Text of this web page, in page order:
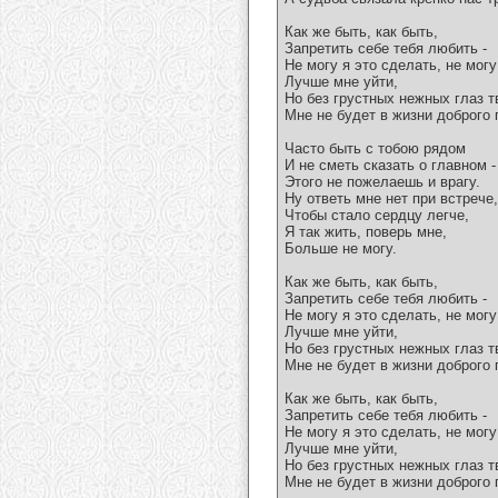
Как же быть, как быть,
Запретить себе тебя любить -
Не могу я это сделать, не
Лучше мне уйти,
Но без грустных нежных глаз
Мне не будет в жизни доброго
Часто быть с тобою рядом
И не сметь сказать о главном -
Этого не пожелаешь и врагу.
Ну ответь мне нет при встрече,
Чтобы стало сердцу легче,
Я так жить, поверь мне,
Больше не могу.
Как же быть, как быть,
Запретить себе тебя любить -
Не могу я это сделать, не
Лучше мне уйти,
Но без грустных нежных глаз
Мне не будет в жизни доброго
Как же быть, как быть,
Запретить себе тебя любить -
Не могу я это сделать, не
Лучше мне уйти,
Но без грустных нежных глаз
Мне не будет в жизни доброго